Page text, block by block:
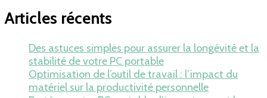
Articles récents
Des astuces simples pour assurer la longévité et la
stabilité de votre PC portable
Optimisation de l’outil de travail : l’impact du
matériel sur la productivité personnelle